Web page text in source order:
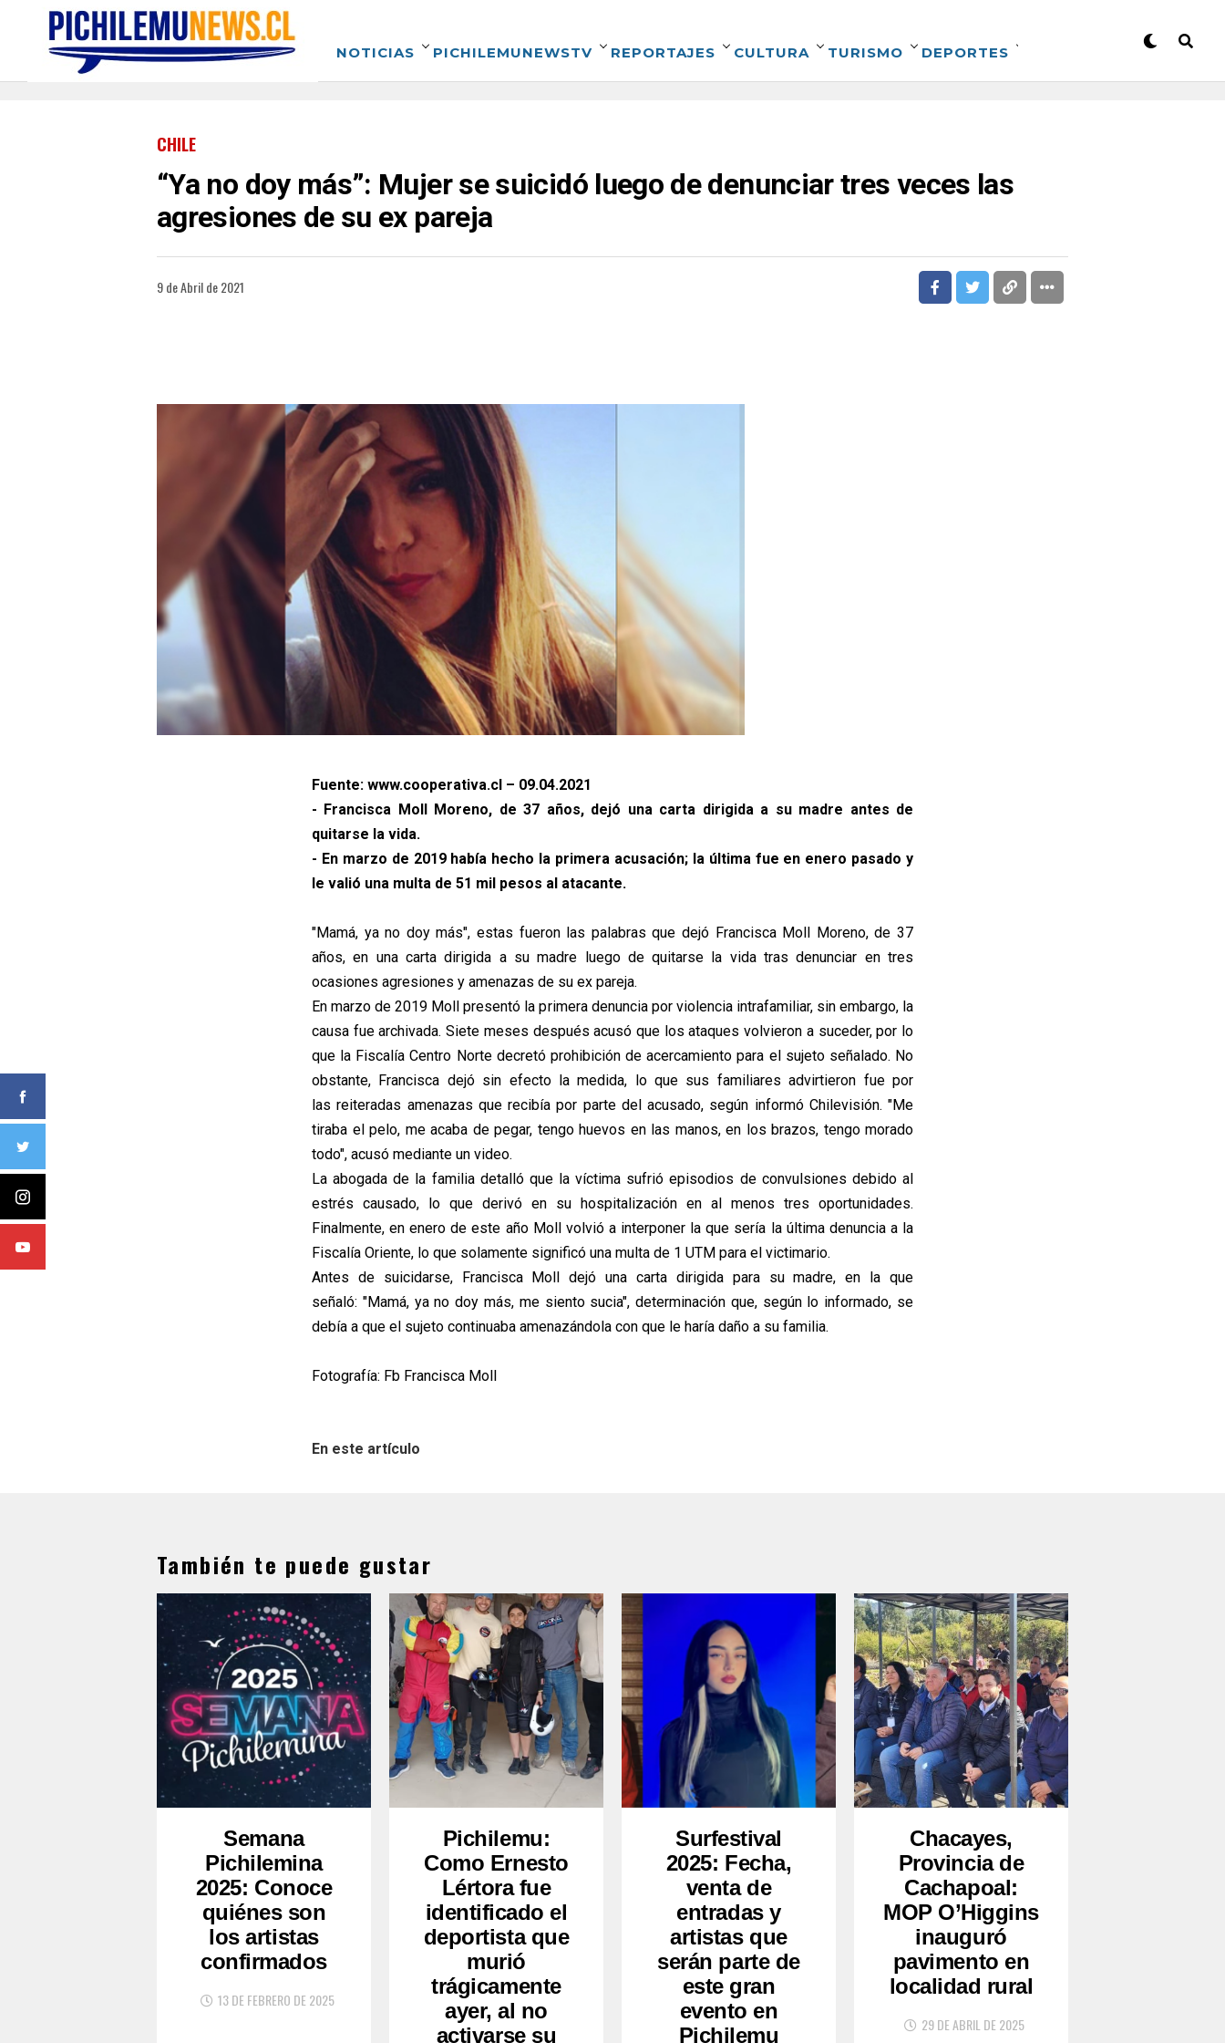
NOTICIAS PICHILEMUNEWSTV REPORTAJES CULTURA TURISMO DEPORTES
CHILE
“Ya no doy más”: Mujer se suicidó luego de denunciar tres veces las
agresiones de su ex pareja
9 de Abril de 2021
Fuente: www.cooperativa.cl – 09.04.2021
- Francisca Moll Moreno, de 37 años, dejó una carta dirigida a su madre antes de
quitarse la vida.
- En marzo de 2019 había hecho la primera acusación; la última fue en enero pasado y
le valió una multa de 51 mil pesos al atacante.
"Mamá, ya no doy más", estas fueron las palabras que dejó Francisca Moll Moreno, de 37
años, en una carta dirigida a su madre luego de quitarse la vida tras denunciar en tres
ocasiones agresiones y amenazas de su ex pareja.
En marzo de 2019 Moll presentó la primera denuncia por violencia intrafamiliar, sin embargo, la
causa fue archivada. Siete meses después acusó que los ataques volvieron a suceder, por lo
que la Fiscalía Centro Norte decretó prohibición de acercamiento para el sujeto señalado. No
obstante, Francisca dejó sin efecto la medida, lo que sus familiares advirtieron fue por
las reiteradas amenazas que recibía por parte del acusado, según informó Chilevisión. "Me
tiraba el pelo, me acaba de pegar, tengo huevos en las manos, en los brazos, tengo morado
todo", acusó mediante un video.
La abogada de la familia detalló que la víctima sufrió episodios de convulsiones debido al
estrés causado, lo que derivó en su hospitalización en al menos tres oportunidades.
Finalmente, en enero de este año Moll volvió a interponer la que sería la última denuncia a la
Fiscalía Oriente, lo que solamente significó una multa de 1 UTM para el victimario.
Antes de suicidarse, Francisca Moll dejó una carta dirigida para su madre, en la que
señaló: "Mamá, ya no doy más, me siento sucia", determinación que, según lo informado, se
debía a que el sujeto continuaba amenazándola con que le haría daño a su familia.
Fotografía: Fb Francisca Moll
En este artículo
También te puede gustar
Semana
Pichilemina
2025: Conoce
quiénes son
los artistas
confirmados
13 DE FEBRERO DE 2025
Pichilemu:
Como Ernesto
Lértora fue
identificado el
deportista que
murió
trágicamente
ayer, al no
activarse su
Surfestival
2025: Fecha,
venta de
entradas y
artistas que
serán parte de
este gran
evento en
Pichilemu
Chacayes,
Provincia de
Cachapoal:
MOP O’Higgins
inauguró
pavimento en
localidad rural
29 DE ABRIL DE 2025